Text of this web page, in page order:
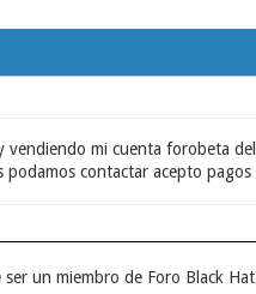
vendiendo mi cuenta forobeta
contactar acepto pagos
un miembro de Foro Black